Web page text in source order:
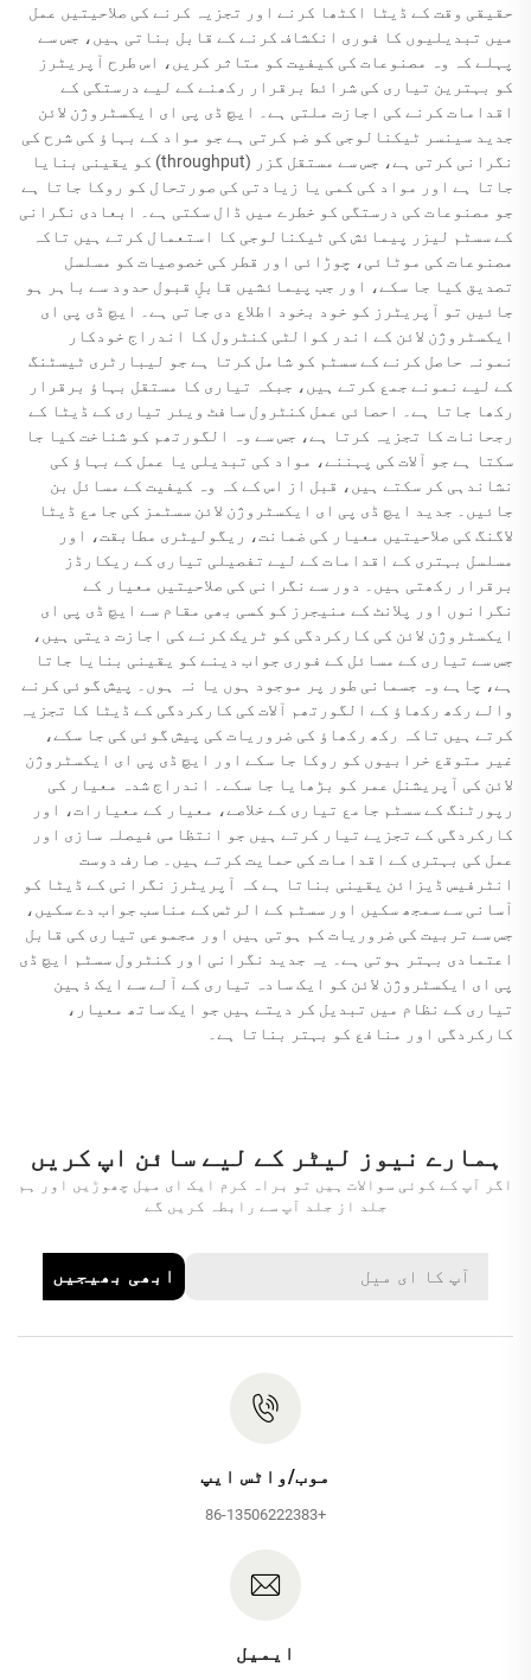
حقیقی وقت کے ڈیٹا اکٹھا کرنے اور تجزیہ کرنے کی صلاحیتیں عمل
میں تبدیلیوں کا فوری انکشاف کرنے کے قابل بناتی ہیں، جس سے
پہلے کہ وہ مصنوعات کی کیفیت کو متاثر کریں، اس طرح آپریٹرز
کو بہترین تیاری کی شرائط برقرار رکھنے کے لیے درستگی کے
اقدامات کرنے کی اجازت ملتی ہے۔ ایچ ڈی پی ای ایکسٹروژن لائن
جدید سینسر ٹیکنالوجی کو ضم کرتی ہے جو مواد کے بہاؤ کی شرح کی
نگرانی کرتی ہے، جس سے مستقل گزر (throughput) کو یقینی بنایا
جاتا ہے اور مواد کی کمی یا زیادتی کی صورتحال کو روکا جاتا ہے
جو مصنوعات کی درستگی کو خطرے میں ڈال سکتی ہے۔ ابعادی نگرانی
کے سسٹم لیزر پیمائش کی ٹیکنالوجی کا استعمال کرتے ہیں تاکہ
مصنوعات کی موٹائی، چوڑائی اور قطر کی خصوصیات کو مسلسل
تصدیق کیا جا سکے، اور جب پیمائشیں قابلِ قبول حدود سے باہر ہو
جائیں تو آپریٹرز کو خود بخود اطلاع دی جاتی ہے۔ ایچ ڈی پی ای
ایکسٹروژن لائن کے اندر کوالٹی کنٹرول کا اندراج خودکار
نمونہ حاصل کرنے کے سسٹم کو شامل کرتا ہے جو لیبارٹری ٹیسٹنگ
کے لیے نمونے جمع کرتے ہیں، جبکہ تیاری کا مستقل بہاؤ برقرار
رکھا جاتا ہے۔ احصائی عمل کنٹرول سافٹ ویئر تیاری کے ڈیٹا کے
رجحانات کا تجزیہ کرتا ہے، جس سے وہ الگورتھم کو شناخت کیا جا
سکتا ہے جو آلات کی پہننے، مواد کی تبدیلی یا عمل کے بہاؤ کی
نشاندہی کر سکتے ہیں، قبل از اس کے کہ وہ کیفیت کے مسائل بن
جائیں۔ جدید ایچ ڈی پی ای ایکسٹروژن لائن سسٹمز کی جامع ڈیٹا
لاگنگ کی صلاحیتیں معیار کی ضمانت، ریگولیٹری مطابقت، اور
مسلسل بہتری کے اقدامات کے لیے تفصیلی تیاری کے ریکارڈز
برقرار رکھتی ہیں۔ دور سے نگرانی کی صلاحیتیں معیار کے
نگرانوں اور پلانٹ کے منیجرز کو کسی بھی مقام سے ایچ ڈی پی ای
ایکسٹروژن لائن کی کارکردگی کو ٹریک کرنے کی اجازت دیتی ہیں،
جس سے تیاری کے مسائل کے فوری جواب دینے کو یقینی بنایا جاتا
ہے، چاہے وہ جسمانی طور پر موجود ہوں یا نہ ہوں۔ پیش گوئی کرنے
والے رکھ رکھاؤ کے الگورتھم آلات کی کارکردگی کے ڈیٹا کا تجزیہ
کرتے ہیں تاکہ رکھ رکھاؤ کی ضروریات کی پیش گوئی کی جا سکے،
غیر متوقع خرابیوں کو روکا جا سکے اور ایچ ڈی پی ای ایکسٹروژن
لائن کی آپریشنل عمر کو بڑھایا جا سکے۔ اندراج شدہ معیار کی
رپورٹنگ کے سسٹم جامع تیاری کے خلاصے، معیار کے معیارات، اور
کارکردگی کے تجزیے تیار کرتے ہیں جو انتظامی فیصلہ سازی اور
عمل کی بہتری کے اقدامات کی حمایت کرتے ہیں۔ صارف دوست
انٹرفیس ڈیزائن یقینی بناتا ہے کہ آپریٹرز نگرانی کے ڈیٹا کو
آسانی سے سمجھ سکیں اور سسٹم کے الرٹس کے مناسب جواب دے سکیں،
جس سے تربیت کی ضروریات کم ہوتی ہیں اور مجموعی تیاری کی قابل
اعتمادی بہتر ہوتی ہے۔ یہ جدید نگرانی اور کنٹرول سسٹم ایچ ڈی
پی ای ایکسٹروژن لائن کو ایک سادہ تیاری کے آلے سے ایک ذہین
تیاری کے نظام میں تبدیل کر دیتے ہیں جو ایک ساتھ معیار،
کارکردگی اور منافع کو بہتر بناتا ہے۔
ہمارے نیوز لیٹر کے لیے سائن اپ کریں
اگر آپ کے کوئی سوالات ہیں تو براہ کرم ایک ای میل چھوڑیں اور ہم
جلد از جلد آپ سے رابطہ کریں گے
ابھی بھیجیں
موب/واٹس ایپ
+86-13506222383
ایمیل